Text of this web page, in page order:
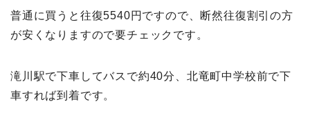
普通に買うと往復5540円ですので、断然往復割引の方
が安くなりますので要チェックです。
滝川駅で下車してバスで約40分、北竜町中学校前で下
車すれば到着です。